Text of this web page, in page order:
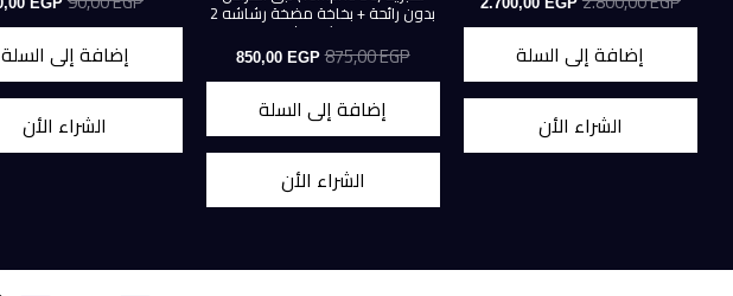
2.800,00 EGP.
إضافة إلى السلة
الشراء الأن
بدون رائحة + بخاخة مضخة رشاشه 2
لتر (عرض)
875,00EGP
السعر
875,00 EGP.
850,00 EGP
السعر
إضافة إلى السلة
الشراء الأن
90,00 EGP.
إضافة إلى السلة
الشراء الأن